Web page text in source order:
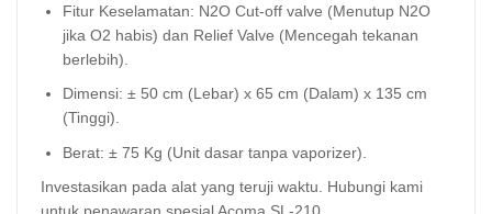
Fitur Keselamatan: N2O Cut-off valve (Menutup N2O
jika O2 habis) dan Relief Valve (Mencegah tekanan
berlebih).
Dimensi: ± 50 cm (Lebar) x 65 cm (Dalam) x 135 cm
(Tinggi).
Berat: ± 75 Kg (Unit dasar tanpa vaporizer).
Investasikan pada alat yang teruji waktu. Hubungi kami